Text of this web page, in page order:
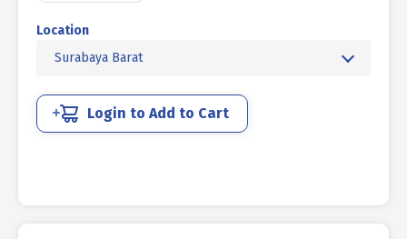
UCP
PUTIH
Location
Surabaya Barat
Login to Add to Cart